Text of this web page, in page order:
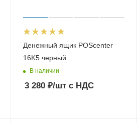
Денежный ящик POScenter
16K5 черный
В наличии
3 280₽/штс НДС